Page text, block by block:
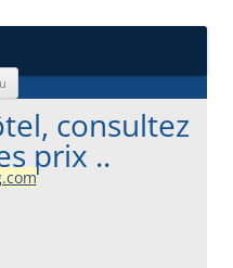
Aller au contenu
consultez
prix ..